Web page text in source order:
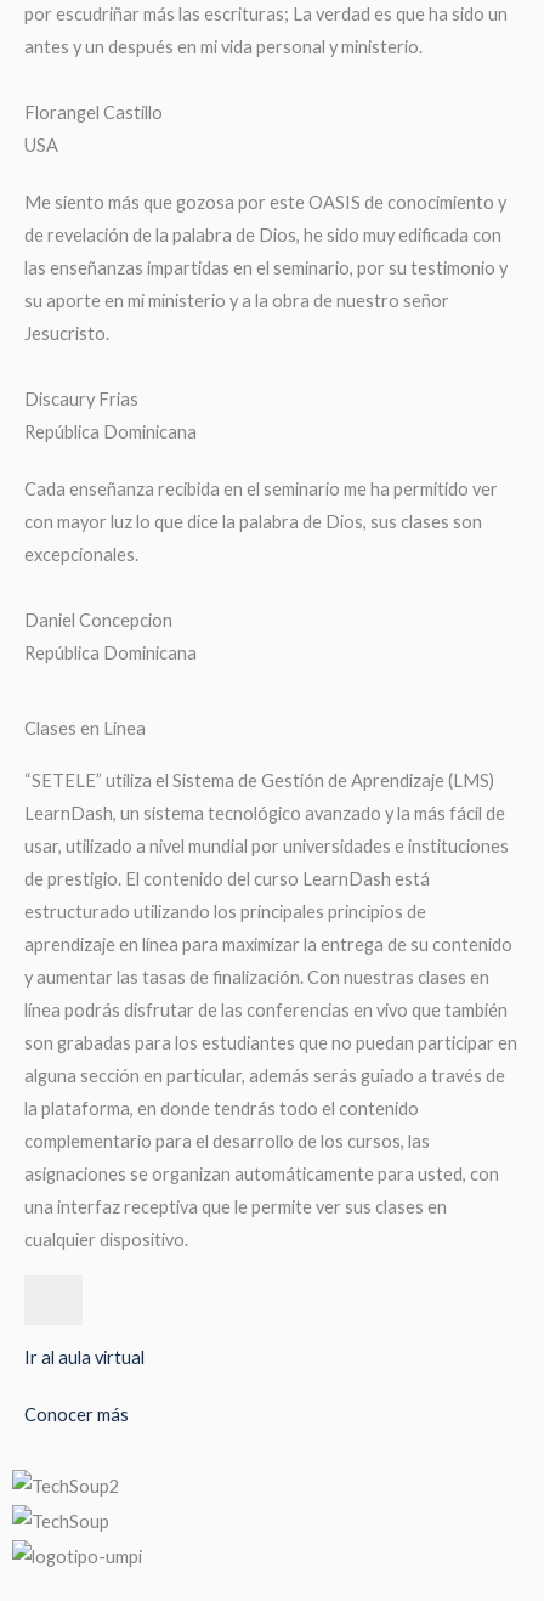
por escudriñar más las escrituras; La verdad es que ha sido un
antes y un después en mi vida personal y ministerio.
Florangel Castillo
USA
Me siento más que gozosa por este OASIS de conocimiento y
de revelación de la palabra de Dios, he sido muy edificada con
las enseñanzas impartidas en el seminario, por su testimonio y
su aporte en mi ministerio y a la obra de nuestro señor
Jesucristo.
Discaury Frias
República Dominicana
Cada enseñanza recibida en el seminario me ha permitido ver
con mayor luz lo que dice la palabra de Dios, sus clases son
excepcionales.
Daniel Concepcion
República Dominicana
Clases en Linea
“SETELE” utiliza el Sistema de Gestión de Aprendizaje (LMS)
LearnDash, un sistema tecnológico avanzado y la más fácil de
usar, utilizado a nivel mundial por universidades e instituciones
de prestigio. El contenido del curso LearnDash está
estructurado utilizando los principales principios de
aprendizaje en línea para maximizar la entrega de su contenido
y aumentar las tasas de finalización. Con nuestras clases en
línea podrás disfrutar de las conferencias en vivo que también
son grabadas para los estudiantes que no puedan participar en
alguna sección en particular, además serás guiado a través de
la plataforma, en donde tendrás todo el contenido
complementario para el desarrollo de los cursos, las
asignaciones se organizan automáticamente para usted, con
una interfaz receptiva que le permite ver sus clases en
cualquier dispositivo.
Ir al aula virtual
Conocer más